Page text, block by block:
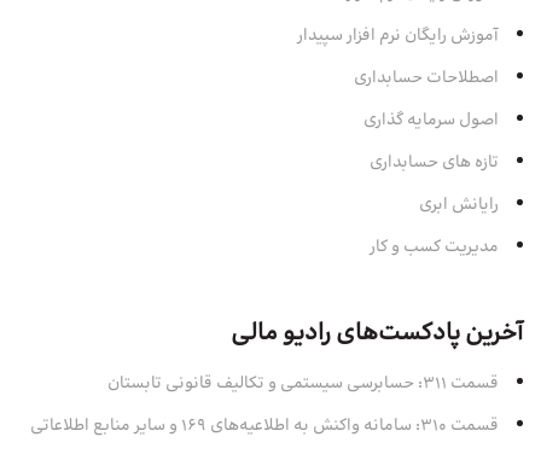
آموزش رایگان نرم افزار سپیدار
اصطلاحات حسابداری
اصول سرمایه‌ گذاری
تازه های حسابداری
رایانش ابری
مدیریت کسب و کار
آخرین پادکست‌های رادیو مالی
قسمت 311: حسابرسی سیستمی و تکالیف قانونی تابستان
قسمت 310: سامانه واکنش به اطلاعیه‌های 169 و سایر منابع اطلاعاتی